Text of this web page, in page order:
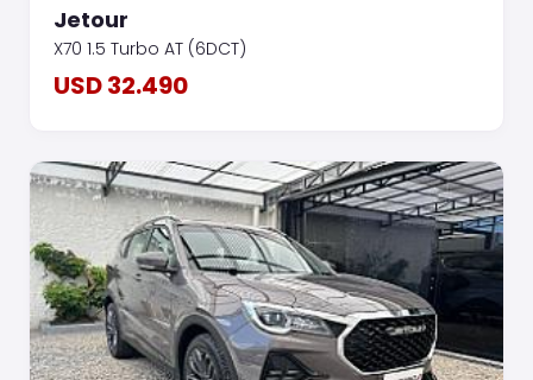
Jetour
X70 1.5 Turbo AT (6DCT)
USD 32.490